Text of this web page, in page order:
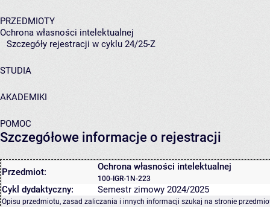
PRZEDMIOTY
Ochrona własności intelektualnej
Szczegóły rejestracji w cyklu 24/25-Z
STUDIA
AKADEMIKI
POMOC
Szczegółowe informacje o rejestracji
Przedmiot: Ochrona własności intelektualnej
100-IGR-1N-223
Cykl dydaktyczny: Semestr zimowy 2024/2025
Opisu przedmiotu, zasad zaliczania i innych informacji szukaj na stronie